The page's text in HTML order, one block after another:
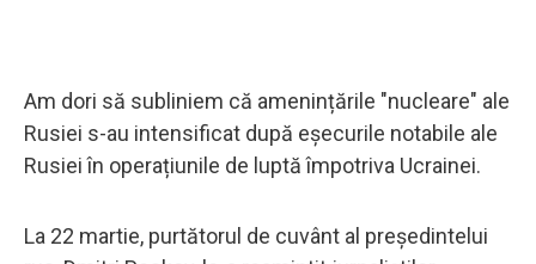
Am dori să subliniem că amenințările "nucleare" ale
Rusiei s-au intensificat după eșecurile notabile ale
Rusiei în operațiunile de luptă împotriva Ucrainei.
La 22 martie, purtătorul de cuvânt al președintelui